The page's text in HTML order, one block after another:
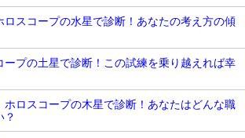
ロスコープの水星で診断！あなたの考え方の傾
ープの土星で診断！この試練を乗り越えれば幸
ホロスコープの木星で診断！あなたはどんな職
？